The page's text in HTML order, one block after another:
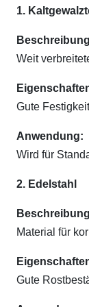
1.
Weit
Gute
Anwendung:
Wird für
2. Edelstahl
Material für
Gute